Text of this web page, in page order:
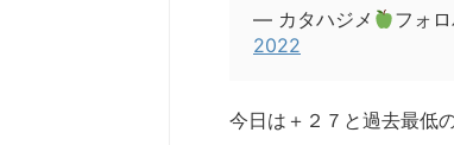
— カタハジメ フォ
2022
今日は＋２７と過去最低